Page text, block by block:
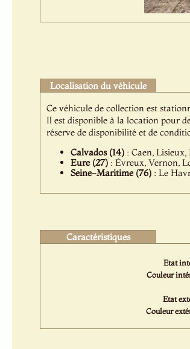
Localisation du véhicule
Ce véhicule de collection est
Il est disponible à la location pour
réserve de disponibilité et de
Calvados (14): Caen,
Eure (27): Évreux, Vernon,
Seine-Maritime (76): Le
Caractéristiques
Etat
Couleur
Etat
Couleur